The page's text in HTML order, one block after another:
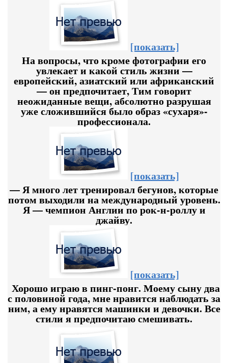
[показать]
На вопросы, что кроме фотографии его
увлекает и какой стиль жизни —
европейский, азиатский или африканский
— он предпочитает, Тим говорит
неожиданные вещи, абсолютно разрушая
уже сложившийся было образ «сухаря»-
профессионала.
[показать]
— Я много лет тренировал бегунов, которые
потом выходили на международный уровень.
Я — чемпион Англии по рок-н-роллу и
джайву.
[показать]
Хорошо играю в пинг-понг. Моему сыну два
с половиной года, мне нравится наблюдать за
ним, а ему нравятся машинки и девочки. Все
стили я предпочитаю смешивать.